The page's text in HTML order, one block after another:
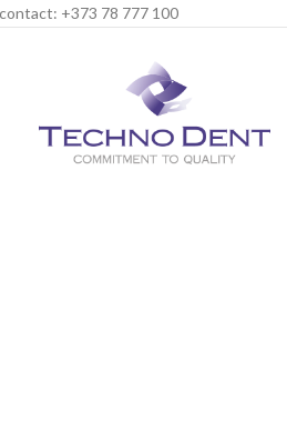
+373 78 777 100